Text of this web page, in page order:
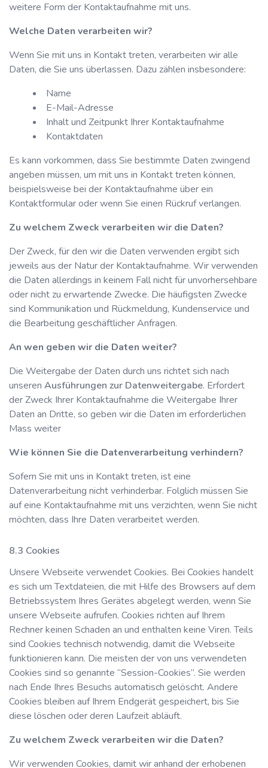
weitere Form der Kontaktaufnahme mit uns.
Welche Daten verarbeiten wir?
Wenn Sie mit uns in Kontakt treten, verarbeiten wir alle
Daten, die Sie uns überlassen. Dazu zählen insbesondere:
Name
E-Mail-Adresse
Inhalt und Zeitpunkt Ihrer Kontaktaufnahme
Kontaktdaten
Es kann vorkommen, dass Sie bestimmte Daten zwingend
angeben müssen, um mit uns in Kontakt treten können,
beispielsweise bei der Kontaktaufnahme über ein
Kontaktformular oder wenn Sie einen Rückruf verlangen.
Zu welchem Zweck verarbeiten wir die Daten?
Der Zweck, für den wir die Daten verwenden ergibt sich
jeweils aus der Natur der Kontaktaufnahme. Wir verwenden
die Daten allerdings in keinem Fall nicht für unvorhersehbare
oder nicht zu erwartende Zwecke. Die häufigsten Zwecke
sind Kommunikation und Rückmeldung, Kundenservice und
die Bearbeitung geschäftlicher Anfragen.
An wen geben wir die Daten weiter?
Die Weitergabe der Daten durch uns richtet sich nach
unseren Ausführungen zur Datenweitergabe. Erfordert
der Zweck Ihrer Kontaktaufnahme die Weitergabe Ihrer
Daten an Dritte, so geben wir die Daten im erforderlichen
Mass weiter
Wie können Sie die Datenverarbeitung verhindern?
Sofern Sie mit uns in Kontakt treten, ist eine
Datenverarbeitung nicht verhinderbar. Folglich müssen Sie
auf eine Kontaktaufnahme mit uns verzichten, wenn Sie nicht
möchten, dass Ihre Daten verarbeitet werden.
Cookies
Unsere Webseite verwendet Cookies. Bei Cookies handelt
es sich um Textdateien, die mit Hilfe des Browsers auf dem
Betriebssystem Ihres Gerätes abgelegt werden, wenn Sie
unsere Webseite aufrufen. Cookies richten auf Ihrem
Rechner keinen Schaden an und enthalten keine Viren. Teils
sind Cookies technisch notwendig, damit die Webseite
funktionieren kann. Die meisten der von uns verwendeten
Cookies sind so genannte “Session-Cookies”. Sie werden
nach Ende Ihres Besuchs automatisch gelöscht. Andere
Cookies bleiben auf Ihrem Endgerät gespeichert, bis Sie
diese löschen oder deren Laufzeit abläuft.
Zu welchem Zweck verarbeiten wir die Daten?
Wir verwenden Cookies, damit wir anhand der erhobenen